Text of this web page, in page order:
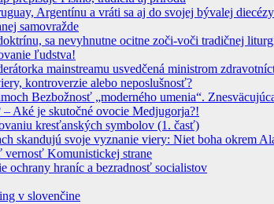
Argentínu a vráti sa aj do svojej bývalej
samovražde
sa nevyhnutne ocitne zoči-voči tradičnej
ľudstva!
mainstreamu usvedčená ministrom
kontroverzie alebo neposlušnosť?
Bezbožnosť „moderného umenia“.
Aké je skutočné ovocie Medjugorja?!
kresťanských symbolov (1. časť)
skandujú svoje vyznanie viery: Niet boha okrem
vernosť Komunistickej strane
ochrany hraníc a bezradnosť socialistov
v slovenčine